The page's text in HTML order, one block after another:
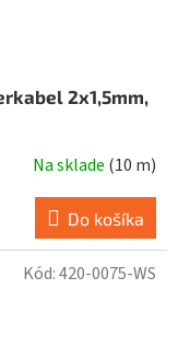
2x1,5mm,
Na sklade (10 m)
Do košíka
Kód:420-0075-WS